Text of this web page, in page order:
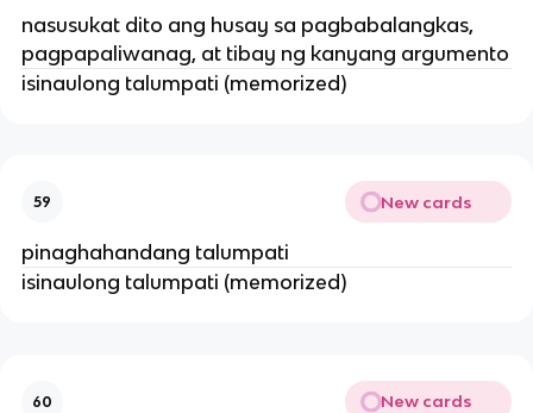
nasusukat dito ang husay sa pagbabalangkas,
pagpapaliwanag, at tibay ng kanyang argumento
isinaulong talumpati (memorized)
59 New cards
pinaghahandang talumpati
isinaulong talumpati (memorized)
60 New cards